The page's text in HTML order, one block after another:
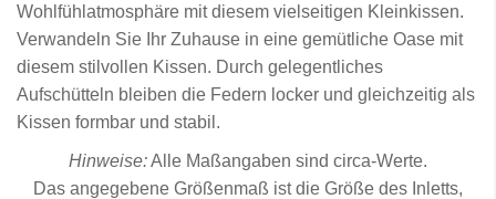
Wohlfühlatmosphäre mit diesem vielseitigen Kleinkissen.
Verwandeln Sie Ihr Zuhause in eine gemütliche Oase mit
diesem stilvollen Kissen. Durch gelegentliches
Aufschütteln bleiben die Federn locker und gleichzeitig als
Kissen formbar und stabil.
Hinweise:Alle Maßangaben sind circa-Werte.
Das angegebene Größenmaß ist die Größe des Inletts,